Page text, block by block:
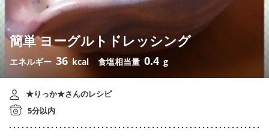
簡単 ヨーグルトドレッシング
エネルギー 36 kcal 食塩相当量 0.4 g
★りっか★さんのレシピ
5分以内